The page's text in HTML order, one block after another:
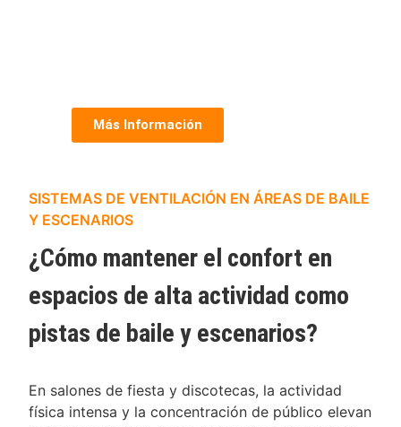
Más Información
SISTEMAS DE VENTILACIÓN EN ÁREAS DE BAILE
Y ESCENARIOS
¿Cómo mantener el confort en
espacios de alta actividad como
pistas de baile y escenarios?
En salones de fiesta y discotecas, la actividad
física intensa y la concentración de público elevan